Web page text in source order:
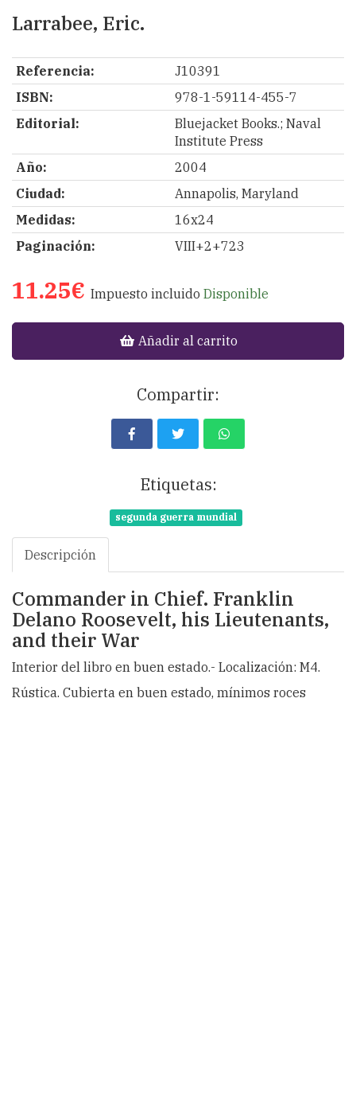
Larrabee, Eric.
Referencia:
J10391
ISBN:
978-1-59114-455-7
Editorial:
Bluejacket Books.; Naval
Institute Press
Año:
2004
Ciudad:
Annapolis, Maryland
Medidas:
16x24
Paginación:
VIII+2+723
11.25€ Impuesto incluido Disponible
Añadir al carrito
Compartir:
Etiquetas:
segunda guerra mundial
Descripción
Commander in Chief. Franklin
Delano Roosevelt, his Lieutenants,
and their War
Interior del libro en buen estado.- Localización: M4.
Rústica. Cubierta en buen estado, mínimos roces